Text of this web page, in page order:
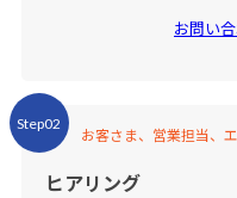
お問い
Step02
お客さま、営業担当、
ヒアリング